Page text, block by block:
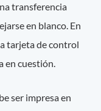
transferencia
en blanco. En
tarjeta de control
en cuestión.
ser impresa en